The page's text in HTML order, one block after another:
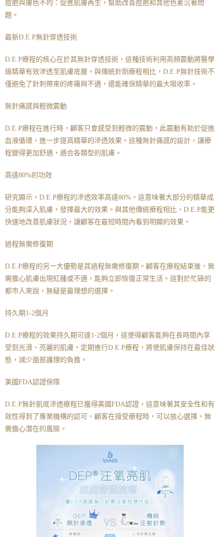
痘疤與膚色不均：促進肌膚再生，幫助改善痘疤和其他色素沉著問
題。
最新D.E.P無針穿透技術
D.E.P療程的核心在於其無針穿透技術，這種技術利用高頻震動將醫學
級精華有效滲透至肌膚底層。與傳統針劑療程相比，D.E.P無針技術不
僅避免了針刺帶來的疼痛與不適，還能確保精華的最大吸收率。
無針痛感與輕微震動
D.E.P療程在進行時，顧客只會感受到輕微的震動，此震動有助於促進
血液循環，進一步提高精華的滲透效果。這種無針痛感的設計，讓療
程變得更加舒適，適合各類型的肌膚。
高達80%的功效
研究顯示，D.E.P療程的滲透效率高達80%，這意味著大部分的精華成
分能夠深入肌膚，發揮最大的效果。與其他傳統療程相比，D.E.P能更
快速地改善肌膚狀況，讓顧客在最短時間內看到明顯的效果。
過程無需修復期
D.E.P療程的另一大優勢是其過程無需修復期。顧客在療程結束後，無
需擔心肌膚出現紅腫或不適，能夠立即恢復正常生活。這對於忙碌的
都市人來說，無疑是最理想的選擇。
持久期1-2個月
D.E.P療程的效果持久期可達1-2個月，這使得顧客能夠在長時間內享
受到光滑、亮麗的肌膚。定期進行D.E.P療程，將使肌膚保持在最佳狀
態，減少面部護理的負擔。
美國FDA認證保障
D.E.P無針肌底滲透療程已獲得美國FDA認證，這意味著其安全性和有
效性得到了專業機構的認可。顧客在接受療程時，可以放心選擇，無
需擔心潛在的風險。